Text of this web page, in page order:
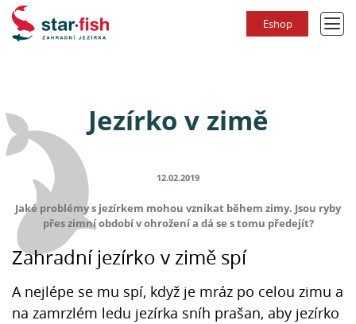
Eshop
Jezírko v zimě
12.02.2019
Jaké problémy s jezírkem mohou vznikat během zimy. Jsou ryby
přes zimní období v ohrožení a dá se s tomu předejít?
Zahradní jezírko v zimě spí
A nejlépe se mu spí, když je mráz po celou zimu a
na zamrzlém ledu jezírka sníh prašan, aby jezírko